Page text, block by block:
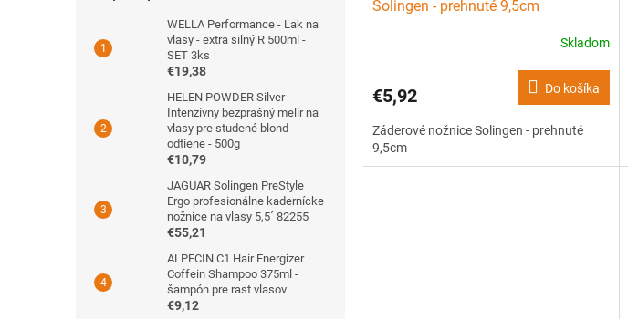
WELLA Performance - Lak na
vlasy - extra silný R 500ml -
SET 3ks
€19,38
HELEN POWDER Silver
Intenzívny bezprašný melír na
vlasy pre studené blond
odtiene - 500g
€10,79
JAGUAR Solingen PreStyle
Ergo profesionálne kadernícke
nožnice na vlasy 5,5´ 82255
€55,21
ALPECIN C1 Hair Energizer
Coffein Shampoo 375ml -
šampón pre rast vlasov
€9,12
Solingen - prehnuté 9,5cm
Skladom
€5,92 Do košíka
Záderové nožnice Solingen - prehnuté
9,5cm